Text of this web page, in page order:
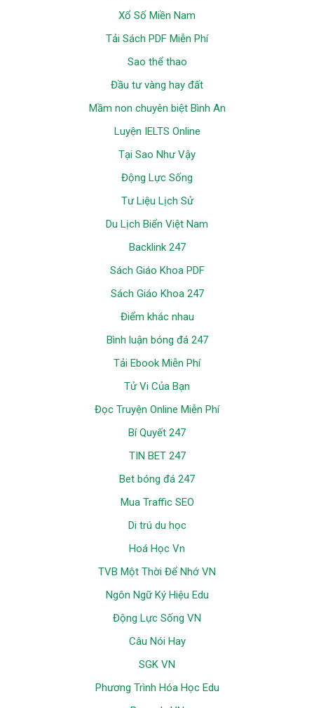
Xổ Số Miền Nam
Tải Sách PDF Miễn Phí
Sao thể thao
Đầu tư vàng hay đất
Mầm non chuyên biệt Bình An
Luyện IELTS Online
Tại Sao Như Vậy
Động Lực Sống
Tư Liệu Lịch Sử
Du Lịch Biển Việt Nam
Backlink 247
Sách Giáo Khoa PDF
Sách Giáo Khoa 247
Điểm khác nhau
Bình luận bóng đá 247
Tải Ebook Miễn Phí
Tử Vi Của Bạn
Đọc Truyện Online Miễn Phí
Bí Quyết 247
TIN BET 247
Bet bóng đá 247
Mua Traffic SEO
Di trú du học
Hoá Học Vn
TVB Một Thời Để Nhớ VN
Ngôn Ngữ Ký Hiệu Edu
Động Lực Sống VN
Câu Nói Hay
SGK VN
Phương Trình Hóa Học Edu